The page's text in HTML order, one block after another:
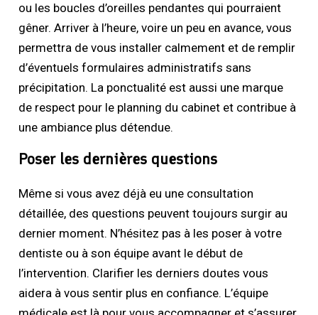
ou les boucles d’oreilles pendantes qui pourraient
gêner. Arriver à l’heure, voire un peu en avance, vous
permettra de vous installer calmement et de remplir
d’éventuels formulaires administratifs sans
précipitation. La ponctualité est aussi une marque
de respect pour le planning du cabinet et contribue à
une ambiance plus détendue.
Poser les dernières questions
Même si vous avez déjà eu une consultation
détaillée, des questions peuvent toujours surgir au
dernier moment. N’hésitez pas à les poser à votre
dentiste ou à son équipe avant le début de
l’intervention. Clarifier les derniers doutes vous
aidera à vous sentir plus en confiance. L’équipe